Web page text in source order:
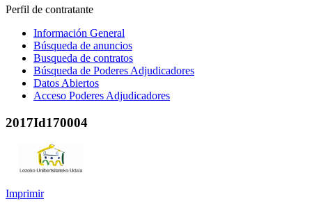
Perfil de contratante
Información General
Búsqueda de anuncios
Busqueda de contratos
Búsqueda de Poderes Adjudicadores
Datos Abiertos
Acceso Poderes Adjudicadores
2017Id170004
Imprimir